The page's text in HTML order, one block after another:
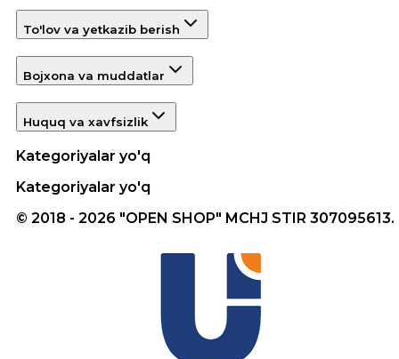
To'lov va yetkazib berish
Bojxona va muddatlar
Huquq va xavfsizlik
Kategoriyalar yo'q
Kategoriyalar yo'q
© 2018 - 2026 "OPEN SHOP" MCHJ STIR 307095613.